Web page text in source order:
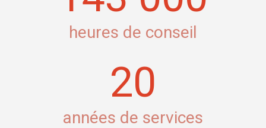
heures de conseil
20
années de services